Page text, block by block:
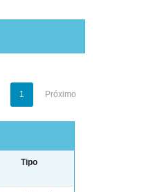
1 Próximo
Tipo